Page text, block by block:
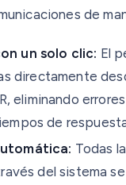
de
un solo clic: El
directamente
eliminando
de
Todas
del sistema